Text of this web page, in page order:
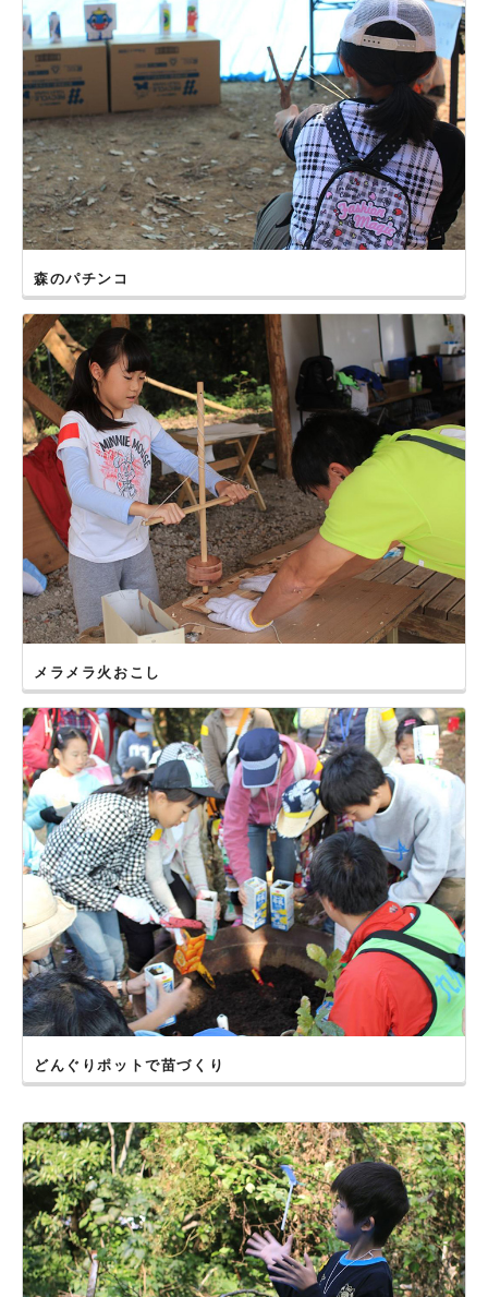
森のパチンコ
メラメラ火おこし
どんぐりポットで苗づくり